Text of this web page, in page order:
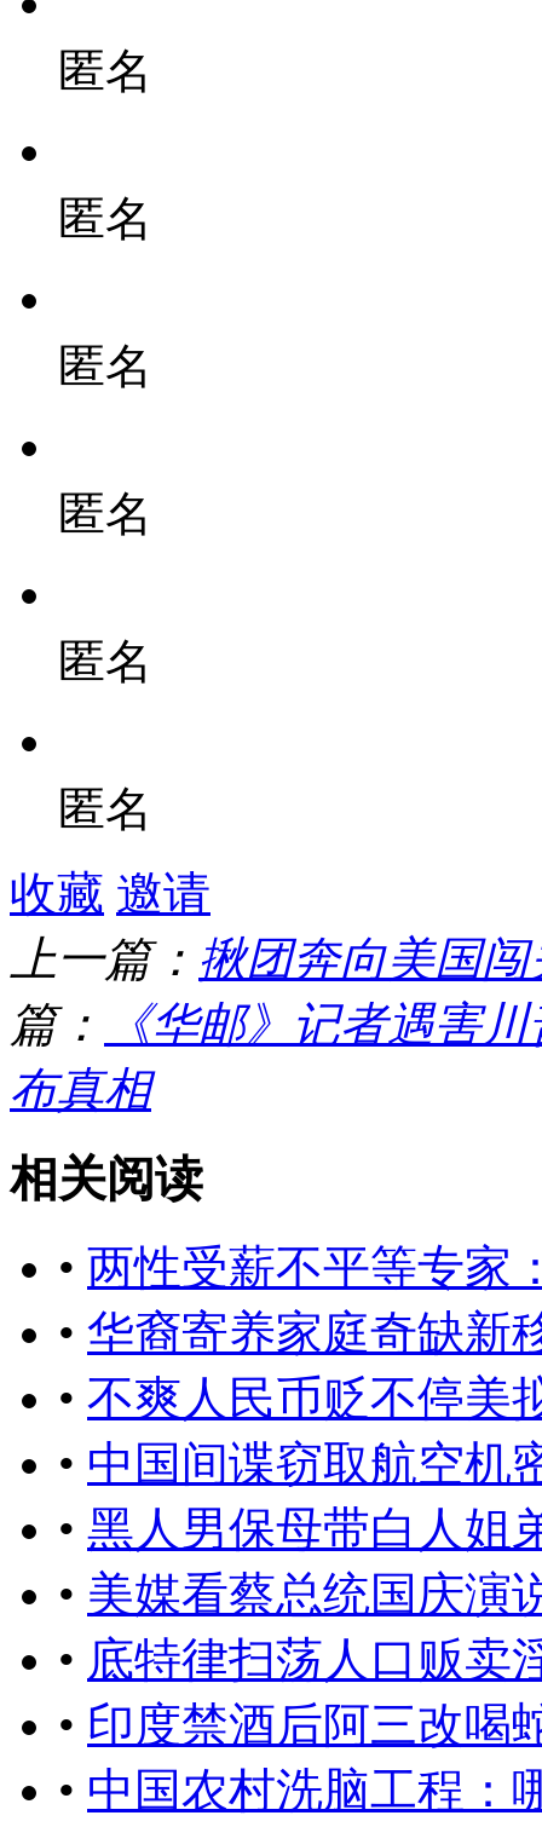
匿名
匿名
匿名
匿名
匿名
匿名
收藏 邀请
上一篇： 揪团奔向美国
篇：
《华邮》记者遇害
布真相
相关阅读
• 两性受薪不平等专家
• 华裔寄养家庭奇缺新
• 不爽人民币贬不停美
• 中国间谍窃取航空机
• 黑人男保母带白人姐
• 美媒看蔡总统国庆演
• 底特律扫荡人口贩卖
• 印度禁酒后阿三改喝
• 中国农村洗脑工程：